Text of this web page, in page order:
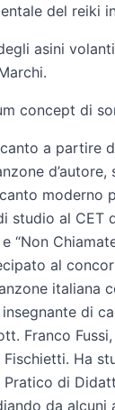
del reiki
asini
concept di
a partire
d’autore,
moderno
studio al
“Non
al
italiana
di
Franco
Ha
di
da